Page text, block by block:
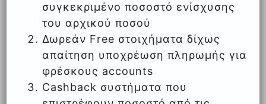
συγκεκριμένο ποσοστό ενίσχυσης
του αρχικού ποσού
Δωρεάν Free στοιχήματα δίχως
απαίτηση υποχρέωση πληρωμής για
φρέσκους accounts
Cashback συστήματα που